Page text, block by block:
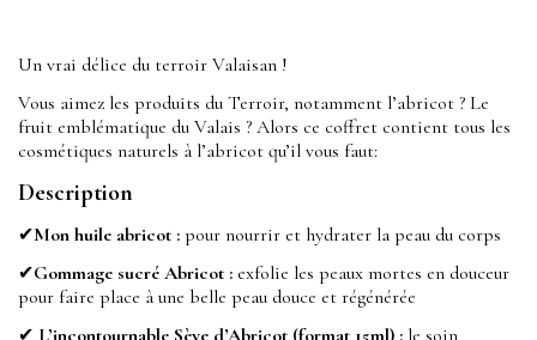
Un vrai délice du terroir Valaisan !
Vous aimez les produits du Terroir, notamment l’abricot ? Le
fruit emblématique du Valais ? Alors ce coffret contient tous les
cosmétiques naturels à l’abricot qu’il vous faut:
Description
✔Mon huile abricot : pour nourrir et hydrater la peau du corps
✔Gommage sucré Abricot : exfolie les peaux mortes en douceur
pour faire place à une belle peau douce et régénérée
✔ L’incontournable Sève d’Abricot (format 15ml) : le soin